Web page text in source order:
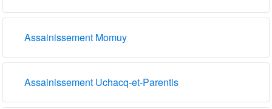
Assainissement Momuy
Assainissement Uchacq-et-Parentis